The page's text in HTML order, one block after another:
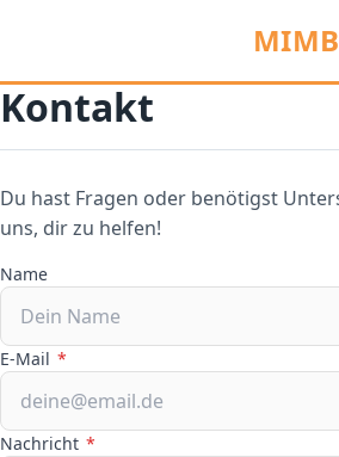
Kontakt
Du hast Fragen oder benötigst
uns, dir zu helfen!
Name
E-Mail *
Nachricht *